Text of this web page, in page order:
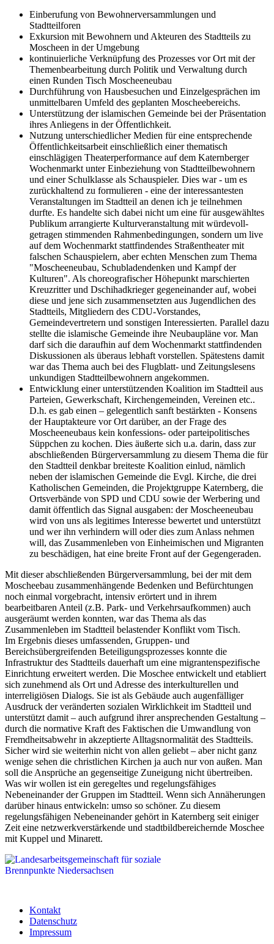
Einberufung von Bewohnerversammlungen und
Stadtteilforen
Exkursion mit Bewohnern und Akteuren des Stadtteils zu
Moscheen in der Umgebung
kontinuierliche Verknüpfung des Prozesses vor Ort mit der
Themenbearbeitung durch Politik und Verwaltung durch
einen Runden Tisch Moscheeneubau
Durchführung von Hausbesuchen und Einzelgesprächen im
unmittelbaren Umfeld des geplanten Moscheebereichs.
Unterstützung der islamischen Gemeinde bei der Präsentation
ihres Anliegens in der Öffentlichkeit.
Nutzung unterschiedlicher Medien für eine entsprechende
Öffentlichkeitsarbeit einschließlich einer thematisch
einschlägigen Theaterperformance auf dem Katernberger
Wochenmarkt unter Einbeziehung von Stadtteilbewohnern
und einer Schulklasse als Schauspieler. Dies war - um es
zurückhaltend zu formulieren - eine der interessantesten
Veranstaltungen im Stadtteil an denen ich je teilnehmen
durfte. Es handelte sich dabei nicht um eine für ausgewähltes
Publikum arrangierte Kulturveranstaltung mit würdevoll-
getragen stimmenden Rahmenbedingungen, sondern um live
auf dem Wochenmarkt stattfindendes Straßentheater mit
falschen Schauspielern, aber echten Menschen zum Thema
"Moscheeneubau, Schubladendenken und Kampf der
Kulturen". Als choreografischer Höhepunkt marschierten
Kreuzritter und Dschihadkrieger gegeneinander auf, wobei
diese und jene sich zusammensetzten aus Jugendlichen des
Stadtteils, Mitgliedern des CDU-Vorstandes,
Gemeindevertretern und sonstigen Interessierten. Parallel dazu
stellte die islamische Gemeinde ihre Neubaupläne vor. Man
darf sich die daraufhin auf dem Wochenmarkt stattfindenden
Diskussionen als überaus lebhaft vorstellen. Spätestens damit
war das Thema auch bei des Flugblatt- und Zeitungslesens
unkundigen Stadtteilbewohnern angekommen.
Entwicklung einer unterstützenden Koalition im Stadtteil aus
Parteien, Gewerkschaft, Kirchengemeinden, Vereinen etc..
D.h. es gab einen – gelegentlich sanft bestärkten - Konsens
der Hauptakteure vor Ort darüber, an der Frage des
Moscheeneubaus kein konfessions- oder parteipolitisches
Süppchen zu kochen. Dies äußerte sich u.a. darin, dass zur
abschließenden Bürgerversammlung zu diesem Thema die für
den Stadtteil denkbar breiteste Koalition einlud, nämlich
neben der islamischen Gemeinde die Evgl. Kirche, die drei
Katholischen Gemeinden, die Projektgruppe Katernberg, die
Ortsverbände von SPD und CDU sowie der Werbering und
damit öffentlich das Signal ausgaben: der Moscheeneubau
wird von uns als legitimes Interesse bewertet und unterstützt
und wer ihn verhindern will oder dies zum Anlass nehmen
will, das Zusammenleben von Einheimischen und Migranten
zu beschädigen, hat eine breite Front auf der Gegengeraden.
Mit dieser abschließenden Bürgerversammlung, bei der mit dem
Moscheebau zusammenhängende Bedenken und Befürchtungen
noch einmal vorgebracht, intensiv erörtert und in ihrem
bearbeitbaren Anteil (z.B. Park- und Verkehrsaufkommen) auch
ausgeräumt werden konnten, war das Thema als das
Zusammenleben im Stadtteil belastender Konflikt vom Tisch.
Im Ergebnis dieses umfassenden, Gruppen- und
Bereichsübergreifenden Beteiligungsprozesses konnte die
Infrastruktur des Stadtteils dauerhaft um eine migrantenspezifische
Einrichtung erweitert werden. Die Moschee entwickelt und etabliert
sich zunehmend als Ort und Adresse des interkulturellen und
interreligiösen Dialogs. Sie ist als Gebäude auch augenfälliger
Ausdruck der veränderten sozialen Wirklichkeit im Stadtteil und
unterstützt damit – auch aufgrund ihrer ansprechenden Gestaltung –
durch die normative Kraft des Faktischen die Umwandlung von
Fremdheitsabwehr in akzeptierte Alltagsnormalität des Stadtteils.
Sicher wird sie weiterhin nicht von allen geliebt – aber nicht ganz
wenige sehen die christlichen Kirchen ja auch nur von außen. Man
soll die Ansprüche an gegenseitige Zuneigung nicht übertreiben.
Was wir wollen ist ein geregeltes und regelungsfähiges
Nebeneinander der Gruppen im Stadtteil. Wenn sich Annäherungen
darüber hinaus entwickeln: umso so schöner. Zu diesem
regelungsfähigen Nebeneinander gehört in Katernberg seit einiger
Zeit eine netzwerkverstärkende und stadtbildbereichernde Moschee
mit Kuppel und Minarett.
Footer
Kontakt
Datenschutz
Impressum